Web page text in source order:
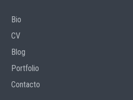
Bio
CV
Blog
Portfolio
Contacto